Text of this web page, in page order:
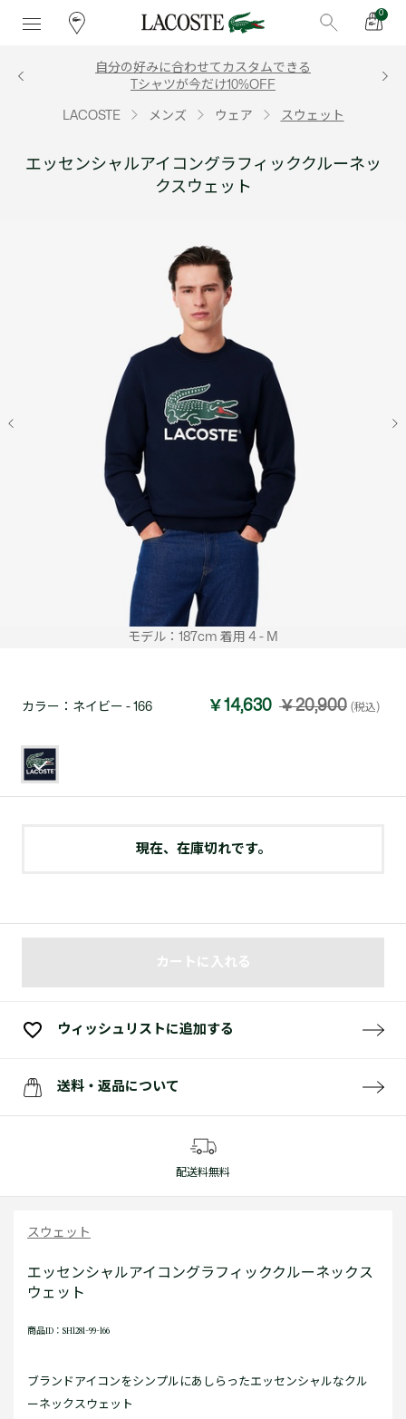
0
自分の好みに合わせてカスタムできる
Tシャツが今だけ10%OFF
LACOSTE メンズ ウェア スウェット
エッセンシャルアイコングラフィッククルーネッ
クスウェット
モデル：187cm 着用 4 - M
カラー： ネイビー - 166 ￥14,630 ￥20,900 (税込)
現在、在庫切れです。
カートに入れる
ウィッシュリストに追加する
送料・返品について
配送料無料
スウェット
エッセンシャルアイコングラフィッククルーネックス
ウェット
商品ID：SH1281-99-166
ブランドアイコンをシンプルにあしらったエッセンシャルなクル
ーネックスウェット